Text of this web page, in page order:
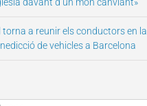
davant d’un món canviant»
a reunir els conductors en la
de vehicles a Barcelona